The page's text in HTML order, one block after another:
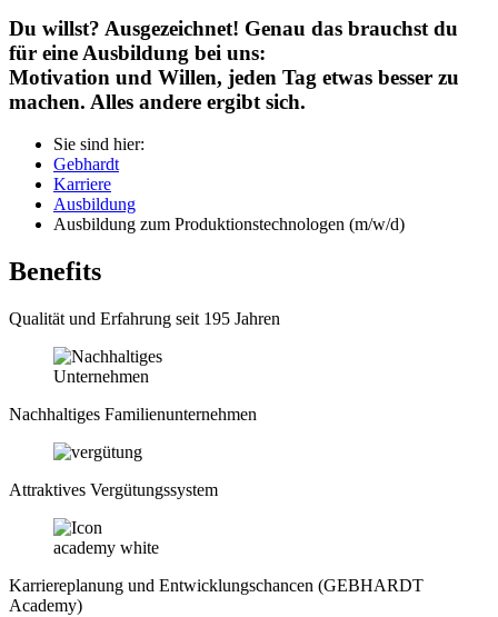
Du willst? Ausgezeichnet! Genau das brauchst du
für eine Ausbildung bei uns:
Motivation und Willen, jeden Tag etwas besser zu
machen. Alles andere ergibt sich.
Sie sind hier:
Gebhardt
Karriere
Ausbildung
Ausbildung zum Produktionstechnologen (m/w/d)
Benefits
Qualität und Erfahrung seit 195 Jahren
Nachhaltiges Familienunternehmen
Attraktives Vergütungssystem
Karriereplanung und Entwicklungschancen (GEBHARDT
Academy)